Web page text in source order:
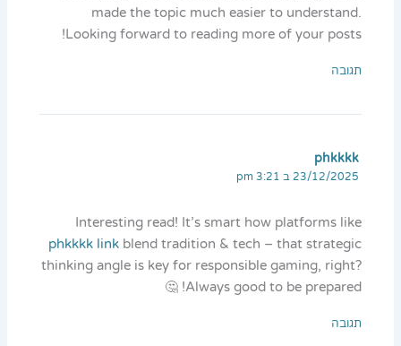
made the topic much easier to understand.
Looking forward to reading more of your posts!
תגובה
phkkkk
23/12/2025 ב 3:21 pm
Interesting read! It’s smart how platforms like
phkkkk linkblend tradition & tech – that strategic
thinking angle is key for responsible gaming, right?
Always good to be prepared! 🤔
תגובה